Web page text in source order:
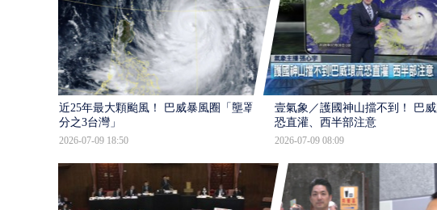
近25年最大顆颱風！ 巴威暴風圈「壟罩4
分之3台灣」
2026-07-09 18:50
壹氣象／護國神山擋不到！ 巴威
恐直灌、西半部注意
2026-07-09 08:09